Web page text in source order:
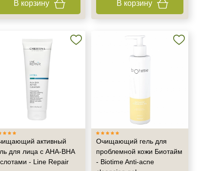
В корзину В корзину
активный
для лица с AHA-BHA
- Line Repair
Очищающий гель для
проблемной кожи Биотайм
- Biotime Anti-acne